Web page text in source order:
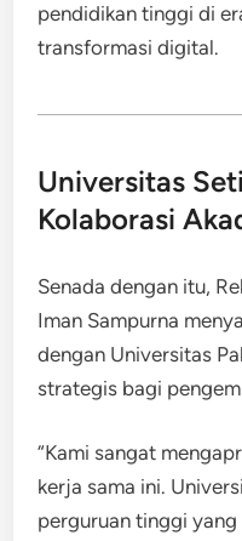
pendidikan tinggi di
transformasi digital.
Universitas
Kolaborasi
Senada dengan itu,
Iman Sampurna
dengan Universitas
strategis bagi
“Kami sangat
kerja sama ini.
perguruan tinggi